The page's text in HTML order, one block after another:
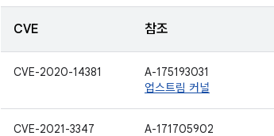
CVE 참조
CVE-2020-14381
A-175193031
업스트림 커널
CVE-2021-3347 A-171705902